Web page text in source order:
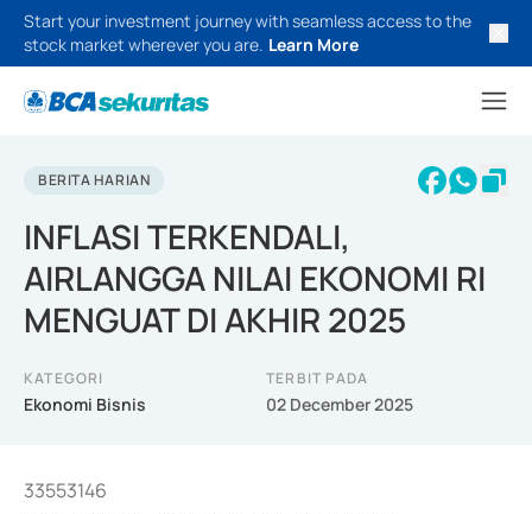
Start your investment journey with seamless access to the
stock market wherever you are. Learn More
BERITA HARIAN
INFLASI TERKENDALI,
AIRLANGGA NILAI EKONOMI RI
MENGUAT DI AKHIR 2025
KATEGORI
Ekonomi Bisnis
TERBIT PADA
02 December 2025
33553146